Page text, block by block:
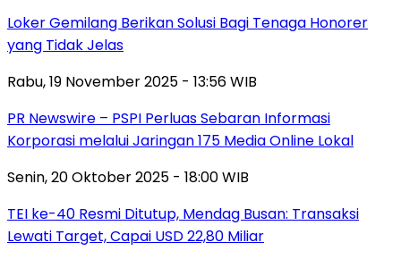
Loker Gemilang Berikan Solusi Bagi Tenaga Honorer
yang Tidak Jelas
Rabu, 19 November 2025 - 13:56 WIB
PR Newswire – PSPI Perluas Sebaran Informasi
Korporasi melalui Jaringan 175 Media Online Lokal
Senin, 20 Oktober 2025 - 18:00 WIB
TEI ke-40 Resmi Ditutup, Mendag Busan: Transaksi
Lewati Target, Capai USD 22,80 Miliar